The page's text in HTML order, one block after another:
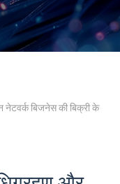
नेटवर्क बिजनेस की बिक्री के